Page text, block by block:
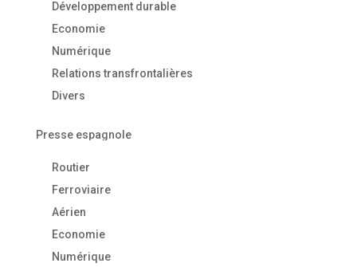
Développement durable
Economie
Numérique
Relations transfrontalières
Divers
Presse espagnole
Routier
Ferroviaire
Aérien
Economie
Numérique